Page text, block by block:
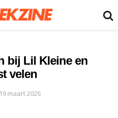
bij Lil Kleine en
velen
19 maart 2026